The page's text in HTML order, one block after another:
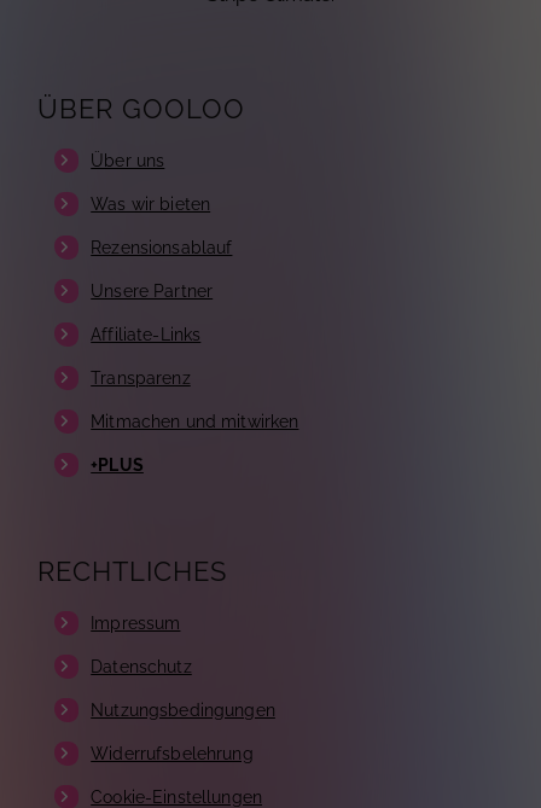
ÜBER GOOLOO
Über uns
Was wir bieten
Rezensionsablauf
Unsere Partner
Affiliate-Links
Transparenz
Mitmachen und mitwirken
+PLUS
RECHTLICHES
Impressum
Datenschutz
Nutzungsbedingungen
Widerrufsbelehrung
Cookie-Einstellungen